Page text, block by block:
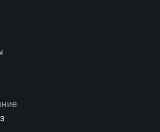
непоправимый вред
прибыльный бизнес,
серьезный отпор.
сезон сериала Заповедный
на Смотрёшке